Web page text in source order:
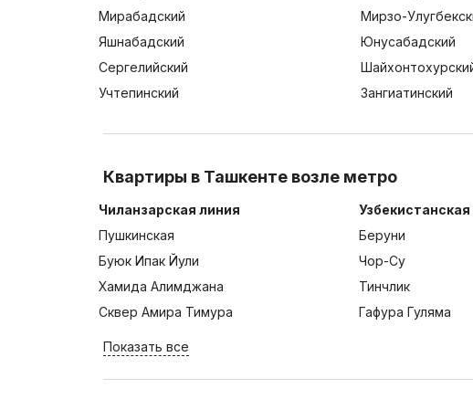
Мирабадский
Мирзо-
Яшнабадский
Юнусабадский
Сергелийский
Учтепинский
Зангиатинский
Квартиры в Ташкенте возле метро
Чиланзарская линия
Пушкинская
Буюк Ипак Йули
Хамида Алимджана
Сквер Амира Тимура
Беруни
Чор-Су
Тинчлик
Гафура Гуляма
Показать все